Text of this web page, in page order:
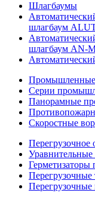
Шлагбаумы
шлагбаум
шлагбаум AN-
Промышленные
Серии
Панорамные
Скоростные
Перегрузочное